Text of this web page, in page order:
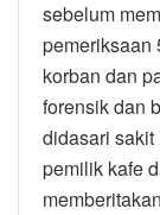
sebelum
pemeriksaan
korban dan
forensik dan
didasari sakit
pemilik kafe